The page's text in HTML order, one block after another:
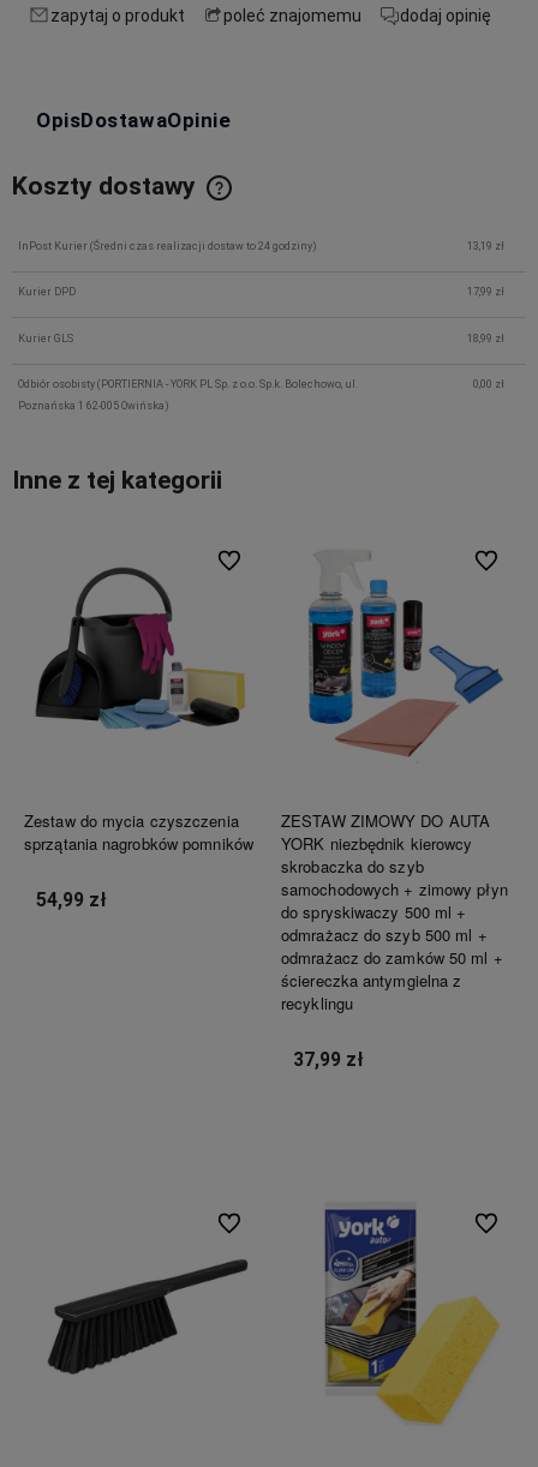
zapytaj o produkt poleć znajomemu dodaj opinię
OpisDostawaOpinie
Koszty dostawy
InPost Kurier (Średni czas realizacji dostaw to 24 godziny) 13,19 zł
Kurier DPD 17,99 zł
Kurier GLS 18,99 zł
Odbiór osobisty(PORTIERNIA - YORK PL Sp. z o.o. Sp.k. Bolechowo, ul.
Poznańska 1 62-005 Owińska)
0,00 zł
Inne z tej kategorii
Zestaw do mycia czyszczenia
sprzątania nagrobków pomników
54,99 zł
Do ulubionych
ZESTAW ZIMOWY DO AUTA
YORK niezbędnik kierowcy
skrobaczka do szyb
samochodowych + zimowy płyn
do spryskiwaczy 500 ml +
odmrażacz do szyb 500 ml +
odmrażacz do zamków 50 ml +
ściereczka antymgielna z
recyklingu
37,99 zł
Do
Do ulubionych Do